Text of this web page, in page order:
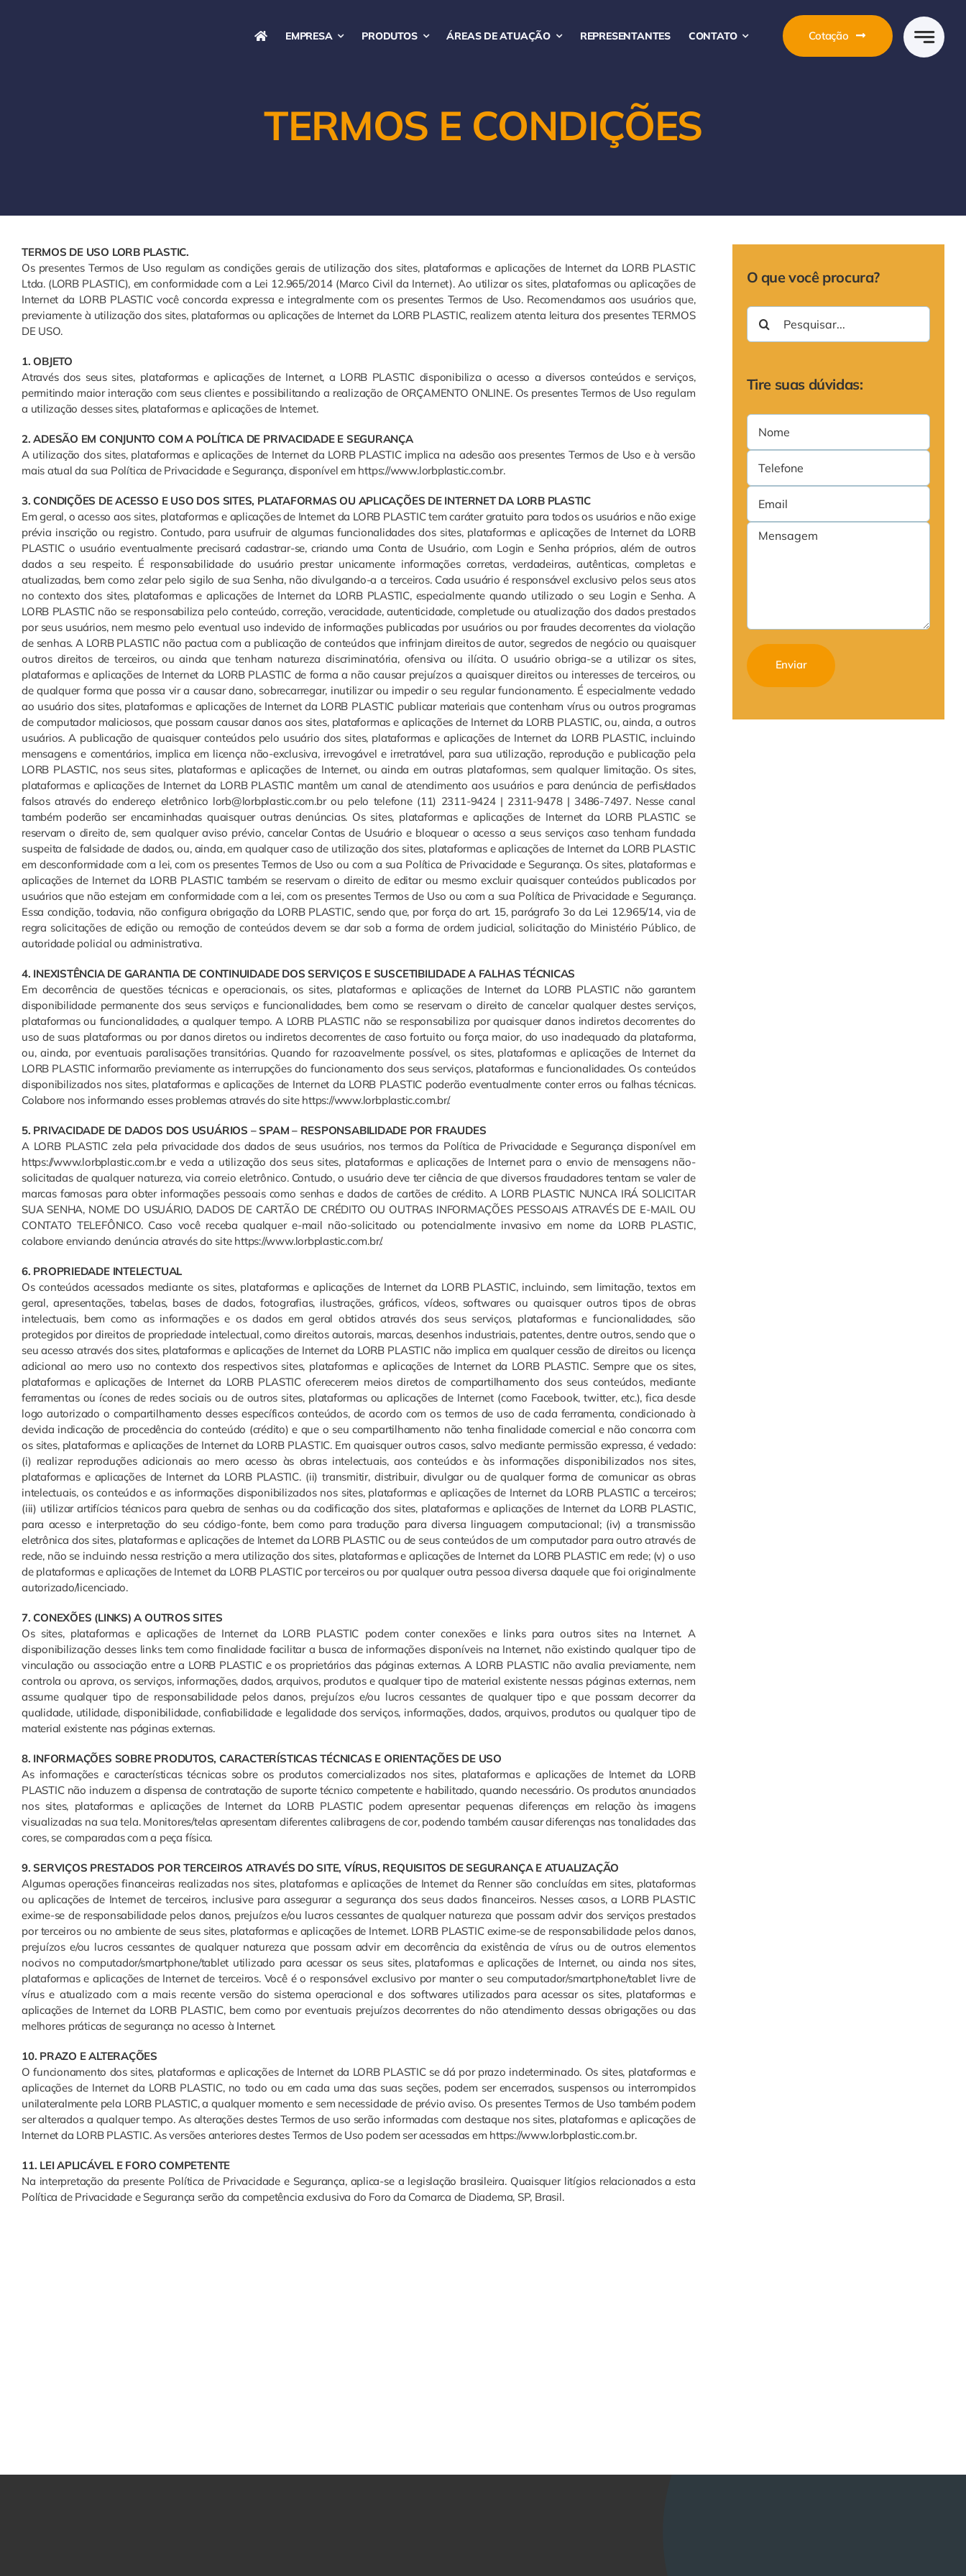
EMPRESA PRODUTOS ÁREAS DE ATUAÇÃO REPRESENTANTES CONTATO Cotação
TERMOS E CONDIÇÕES
TERMOS DE USO LORB PLASTIC.
Os presentes Termos de Uso regulam as condições gerais de utilização dos sites, plataformas e aplicações de Internet da LORB PLASTIC
Ltda. (LORB PLASTIC), em conformidade com a Lei 12.965/2014 (Marco Civil da Internet). Ao utilizar os sites, plataformas ou aplicações de
Internet da LORB PLASTIC você concorda expressa e integralmente com os presentes Termos de Uso. Recomendamos aos usuários que,
previamente à utilização dos sites, plataformas ou aplicações de Internet da LORB PLASTIC, realizem atenta leitura dos presentes TERMOS
DE USO.
1. OBJETO
Através dos seus sites, plataformas e aplicações de Internet, a LORB PLASTIC disponibiliza o acesso a diversos conteúdos e serviços,
permitindo maior interação com seus clientes e possibilitando a realização de ORÇAMENTO ONLINE. Os presentes Termos de Uso regulam
a utilização desses sites, plataformas e aplicações de Internet.
2. ADESÃO EM CONJUNTO COM A POLÍTICA DE PRIVACIDADE E SEGURANÇA
A utilização dos sites, plataformas e aplicações de Internet da LORB PLASTIC implica na adesão aos presentes Termos de Uso e à versão
mais atual da sua Política de Privacidade e Segurança, disponível em https://www.lorbplastic.com.br.
3. CONDIÇÕES DE ACESSO E USO DOS SITES, PLATAFORMAS OU APLICAÇÕES DE INTERNET DA LORB PLASTIC
Em geral, o acesso aos sites, plataformas e aplicações de Internet da LORB PLASTIC tem caráter gratuito para todos os usuários e não exige
prévia inscrição ou registro. Contudo, para usufruir de algumas funcionalidades dos sites, plataformas e aplicações de Internet da LORB
PLASTIC o usuário eventualmente precisará cadastrar-se, criando uma Conta de Usuário, com Login e Senha próprios, além de outros
dados a seu respeito. É responsabilidade do usuário prestar unicamente informações corretas, verdadeiras, autênticas, completas e
atualizadas, bem como zelar pelo sigilo de sua Senha, não divulgando-a a terceiros. Cada usuário é responsável exclusivo pelos seus atos
no contexto dos sites, plataformas e aplicações de Internet da LORB PLASTIC, especialmente quando utilizado o seu Login e Senha. A
LORB PLASTIC não se responsabiliza pelo conteúdo, correção, veracidade, autenticidade, completude ou atualização dos dados prestados
por seus usuários, nem mesmo pelo eventual uso indevido de informações publicadas por usuários ou por fraudes decorrentes da violação
de senhas. A LORB PLASTIC não pactua com a publicação de conteúdos que infrinjam direitos de autor, segredos de negócio ou quaisquer
outros direitos de terceiros, ou ainda que tenham natureza discriminatória, ofensiva ou ilícita. O usuário obriga-se a utilizar os sites,
plataformas e aplicações de Internet da LORB PLASTIC de forma a não causar prejuízos a quaisquer direitos ou interesses de terceiros, ou
de qualquer forma que possa vir a causar dano, sobrecarregar, inutilizar ou impedir o seu regular funcionamento. É especialmente vedado
ao usuário dos sites, plataformas e aplicações de Internet da LORB PLASTIC publicar materiais que contenham vírus ou outros programas
de computador maliciosos, que possam causar danos aos sites, plataformas e aplicações de Internet da LORB PLASTIC, ou, ainda, a outros
usuários. A publicação de quaisquer conteúdos pelo usuário dos sites, plataformas e aplicações de Internet da LORB PLASTIC, incluindo
mensagens e comentários, implica em licença não-exclusiva, irrevogável e irretratável, para sua utilização, reprodução e publicação pela
LORB PLASTIC, nos seus sites, plataformas e aplicações de Internet, ou ainda em outras plataformas, sem qualquer limitação. Os sites,
plataformas e aplicações de Internet da LORB PLASTIC mantêm um canal de atendimento aos usuários e para denúncia de perfis/dados
falsos através do endereço eletrônico lorb@lorbplastic.com.br ou pelo telefone (11) 2311-9424 | 2311-9478 | 3486-7497. Nesse canal
também poderão ser encaminhadas quaisquer outras denúncias. Os sites, plataformas e aplicações de Internet da LORB PLASTIC se
reservam o direito de, sem qualquer aviso prévio, cancelar Contas de Usuário e bloquear o acesso a seus serviços caso tenham fundada
suspeita de falsidade de dados, ou, ainda, em qualquer caso de utilização dos sites, plataformas e aplicações de Internet da LORB PLASTIC
em desconformidade com a lei, com os presentes Termos de Uso ou com a sua Política de Privacidade e Segurança. Os sites, plataformas e
aplicações de Internet da LORB PLASTIC também se reservam o direito de editar ou mesmo excluir quaisquer conteúdos publicados por
usuários que não estejam em conformidade com a lei, com os presentes Termos de Uso ou com a sua Política de Privacidade e Segurança.
Essa condição, todavia, não configura obrigação da LORB PLASTIC, sendo que, por força do art. 15, parágrafo 3o da Lei 12.965/14, via de
regra solicitações de edição ou remoção de conteúdos devem se dar sob a forma de ordem judicial, solicitação do Ministério Público, de
autoridade policial ou administrativa.
4. INEXISTÊNCIA DE GARANTIA DE CONTINUIDADE DOS SERVIÇOS E SUSCETIBILIDADE A FALHAS TÉCNICAS
Em decorrência de questões técnicas e operacionais, os sites, plataformas e aplicações de Internet da LORB PLASTIC não garantem
disponibilidade permanente dos seus serviços e funcionalidades, bem como se reservam o direito de cancelar qualquer destes serviços,
plataformas ou funcionalidades, a qualquer tempo. A LORB PLASTIC não se responsabiliza por quaisquer danos indiretos decorrentes do
uso de suas plataformas ou por danos diretos ou indiretos decorrentes de caso fortuito ou força maior, do uso inadequado da plataforma,
ou, ainda, por eventuais paralisações transitórias. Quando for razoavelmente possível, os sites, plataformas e aplicações de Internet da
LORB PLASTIC informarão previamente as interrupções do funcionamento dos seus serviços, plataformas e funcionalidades. Os conteúdos
disponibilizados nos sites, plataformas e aplicações de Internet da LORB PLASTIC poderão eventualmente conter erros ou falhas técnicas.
Colabore nos informando esses problemas através do site https://www.lorbplastic.com.br/.
5. PRIVACIDADE DE DADOS DOS USUÁRIOS – SPAM – RESPONSABILIDADE POR FRAUDES
A LORB PLASTIC zela pela privacidade dos dados de seus usuários, nos termos da Política de Privacidade e Segurança disponível em
https://www.lorbplastic.com.br e veda a utilização dos seus sites, plataformas e aplicações de Internet para o envio de mensagens não-
solicitadas de qualquer natureza, via correio eletrônico. Contudo, o usuário deve ter ciência de que diversos fraudadores tentam se valer de
marcas famosas para obter informações pessoais como senhas e dados de cartões de crédito. A LORB PLASTIC NUNCA IRÁ SOLICITAR
SUA SENHA, NOME DO USUÁRIO, DADOS DE CARTÃO DE CRÉDITO OU OUTRAS INFORMAÇÕES PESSOAIS ATRAVÉS DE E-MAIL OU
CONTATO TELEFÔNICO. Caso você receba qualquer e-mail não-solicitado ou potencialmente invasivo em nome da LORB PLASTIC,
colabore enviando denúncia através do site https://www.lorbplastic.com.br/.
6. PROPRIEDADE INTELECTUAL
Os conteúdos acessados mediante os sites, plataformas e aplicações de Internet da LORB PLASTIC, incluindo, sem limitação, textos em
geral, apresentações, tabelas, bases de dados, fotografias, ilustrações, gráficos, vídeos, softwares ou quaisquer outros tipos de obras
intelectuais, bem como as informações e os dados em geral obtidos através dos seus serviços, plataformas e funcionalidades, são
protegidos por direitos de propriedade intelectual, como direitos autorais, marcas, desenhos industriais, patentes, dentre outros, sendo que o
seu acesso através dos sites, plataformas e aplicações de Internet da LORB PLASTIC não implica em qualquer cessão de direitos ou licença
adicional ao mero uso no contexto dos respectivos sites, plataformas e aplicações de Internet da LORB PLASTIC. Sempre que os sites,
plataformas e aplicações de Internet da LORB PLASTIC oferecerem meios diretos de compartilhamento dos seus conteúdos, mediante
ferramentas ou ícones de redes sociais ou de outros sites, plataformas ou aplicações de Internet (como Facebook, twitter, etc.), fica desde
logo autorizado o compartilhamento desses específicos conteúdos, de acordo com os termos de uso de cada ferramenta, condicionado à
devida indicação de procedência do conteúdo (crédito) e que o seu compartilhamento não tenha finalidade comercial e não concorra com
os sites, plataformas e aplicações de Internet da LORB PLASTIC. Em quaisquer outros casos, salvo mediante permissão expressa, é vedado:
(i) realizar reproduções adicionais ao mero acesso às obras intelectuais, aos conteúdos e às informações disponibilizados nos sites,
plataformas e aplicações de Internet da LORB PLASTIC. (ii) transmitir, distribuir, divulgar ou de qualquer forma de comunicar as obras
intelectuais, os conteúdos e as informações disponibilizados nos sites, plataformas e aplicações de Internet da LORB PLASTIC a terceiros;
(iii) utilizar artifícios técnicos para quebra de senhas ou da codificação dos sites, plataformas e aplicações de Internet da LORB PLASTIC,
para acesso e interpretação do seu código-fonte, bem como para tradução para diversa linguagem computacional; (iv) a transmissão
eletrônica dos sites, plataformas e aplicações de Internet da LORB PLASTIC ou de seus conteúdos de um computador para outro através de
rede, não se incluindo nessa restrição a mera utilização dos sites, plataformas e aplicações de Internet da LORB PLASTIC em rede; (v) o uso
de plataformas e aplicações de Internet da LORB PLASTIC por terceiros ou por qualquer outra pessoa diversa daquele que foi originalmente
autorizado/licenciado.
7. CONEXÕES (LINKS) A OUTROS SITES
Os sites, plataformas e aplicações de Internet da LORB PLASTIC podem conter conexões e links para outros sites na Internet. A
disponibilização desses links tem como finalidade facilitar a busca de informações disponíveis na Internet, não existindo qualquer tipo de
vinculação ou associação entre a LORB PLASTIC e os proprietários das páginas externas. A LORB PLASTIC não avalia previamente, nem
controla ou aprova, os serviços, informações, dados, arquivos, produtos e qualquer tipo de material existente nessas páginas externas, nem
assume qualquer tipo de responsabilidade pelos danos, prejuízos e/ou lucros cessantes de qualquer tipo e que possam decorrer da
qualidade, utilidade, disponibilidade, confiabilidade e legalidade dos serviços, informações, dados, arquivos, produtos ou qualquer tipo de
material existente nas páginas externas.
8. INFORMAÇÕES SOBRE PRODUTOS, CARACTERÍSTICAS TÉCNICAS E ORIENTAÇÕES DE USO
As informações e características técnicas sobre os produtos comercializados nos sites, plataformas e aplicações de Internet da LORB
PLASTIC não induzem a dispensa de contratação de suporte técnico competente e habilitado, quando necessário. Os produtos anunciados
nos sites, plataformas e aplicações de Internet da LORB PLASTIC podem apresentar pequenas diferenças em relação às imagens
visualizadas na sua tela. Monitores/telas apresentam diferentes calibragens de cor, podendo também causar diferenças nas tonalidades das
cores, se comparadas com a peça física.
9. SERVIÇOS PRESTADOS POR TERCEIROS ATRAVÉS DO SITE, VÍRUS, REQUISITOS DE SEGURANÇA E ATUALIZAÇÃO
Algumas operações financeiras realizadas nos sites, plataformas e aplicações de Internet da Renner são concluídas em sites, plataformas
ou aplicações de Internet de terceiros, inclusive para assegurar a segurança dos seus dados financeiros. Nesses casos, a LORB PLASTIC
exime-se de responsabilidade pelos danos, prejuízos e/ou lucros cessantes de qualquer natureza que possam advir dos serviços prestados
por terceiros ou no ambiente de seus sites, plataformas e aplicações de Internet. LORB PLASTIC exime-se de responsabilidade pelos danos,
prejuízos e/ou lucros cessantes de qualquer natureza que possam advir em decorrência da existência de vírus ou de outros elementos
nocivos no computador/smartphone/tablet utilizado para acessar os seus sites, plataformas e aplicações de Internet, ou ainda nos sites,
plataformas e aplicações de Internet de terceiros. Você é o responsável exclusivo por manter o seu computador/smartphone/tablet livre de
vírus e atualizado com a mais recente versão do sistema operacional e dos softwares utilizados para acessar os sites, plataformas e
aplicações de Internet da LORB PLASTIC, bem como por eventuais prejuízos decorrentes do não atendimento dessas obrigações ou das
melhores práticas de segurança no acesso à Internet.
10. PRAZO E ALTERAÇÕES
O funcionamento dos sites, plataformas e aplicações de Internet da LORB PLASTIC se dá por prazo indeterminado. Os sites, plataformas e
aplicações de Internet da LORB PLASTIC, no todo ou em cada uma das suas seções, podem ser encerrados, suspensos ou interrompidos
unilateralmente pela LORB PLASTIC, a qualquer momento e sem necessidade de prévio aviso. Os presentes Termos de Uso também podem
ser alterados a qualquer tempo. As alterações destes Termos de uso serão informadas com destaque nos sites, plataformas e aplicações de
Internet da LORB PLASTIC. As versões anteriores destes Termos de Uso podem ser acessadas em https://www.lorbplastic.com.br.
11. LEI APLICÁVEL E FORO COMPETENTE
Na interpretação da presente Política de Privacidade e Segurança, aplica-se a legislação brasileira. Quaisquer litígios relacionados a esta
Política de Privacidade e Segurança serão da competência exclusiva do Foro da Comarca de Diadema, SP, Brasil.
O que você procura?
Buscar
resultados
para:
Tire suas dúvidas: